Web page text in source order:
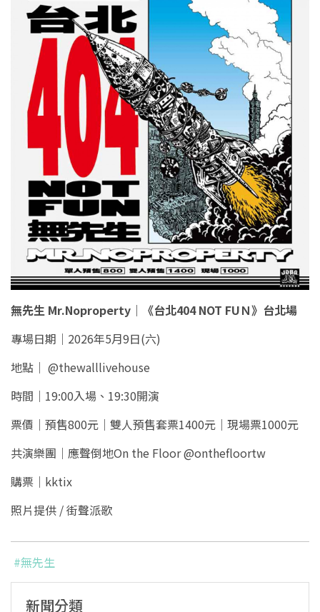
無先生 Mr.Noproperty｜《台北404 NOT FUＮ》台北場
專場日期｜2026年5月9日(六)
地點｜ @thewalllivehouse
時間｜19:00入場、19:30開演
票價｜預售800元｜雙人預售套票1400元｜現場票1000元
共演樂團｜應聲倒地On the Floor @onthefloortw
購票｜kktix
照片提供 / 街聲派歌
#無先生
新聞分類